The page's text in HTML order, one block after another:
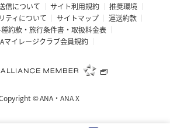
信について
サイト利用規約
推奨環境
ティについて
サイトマップ
運送約款
約款・旅行条件書・取扱料金表
マイレージクラブ会員規約
©ANA・ANA X